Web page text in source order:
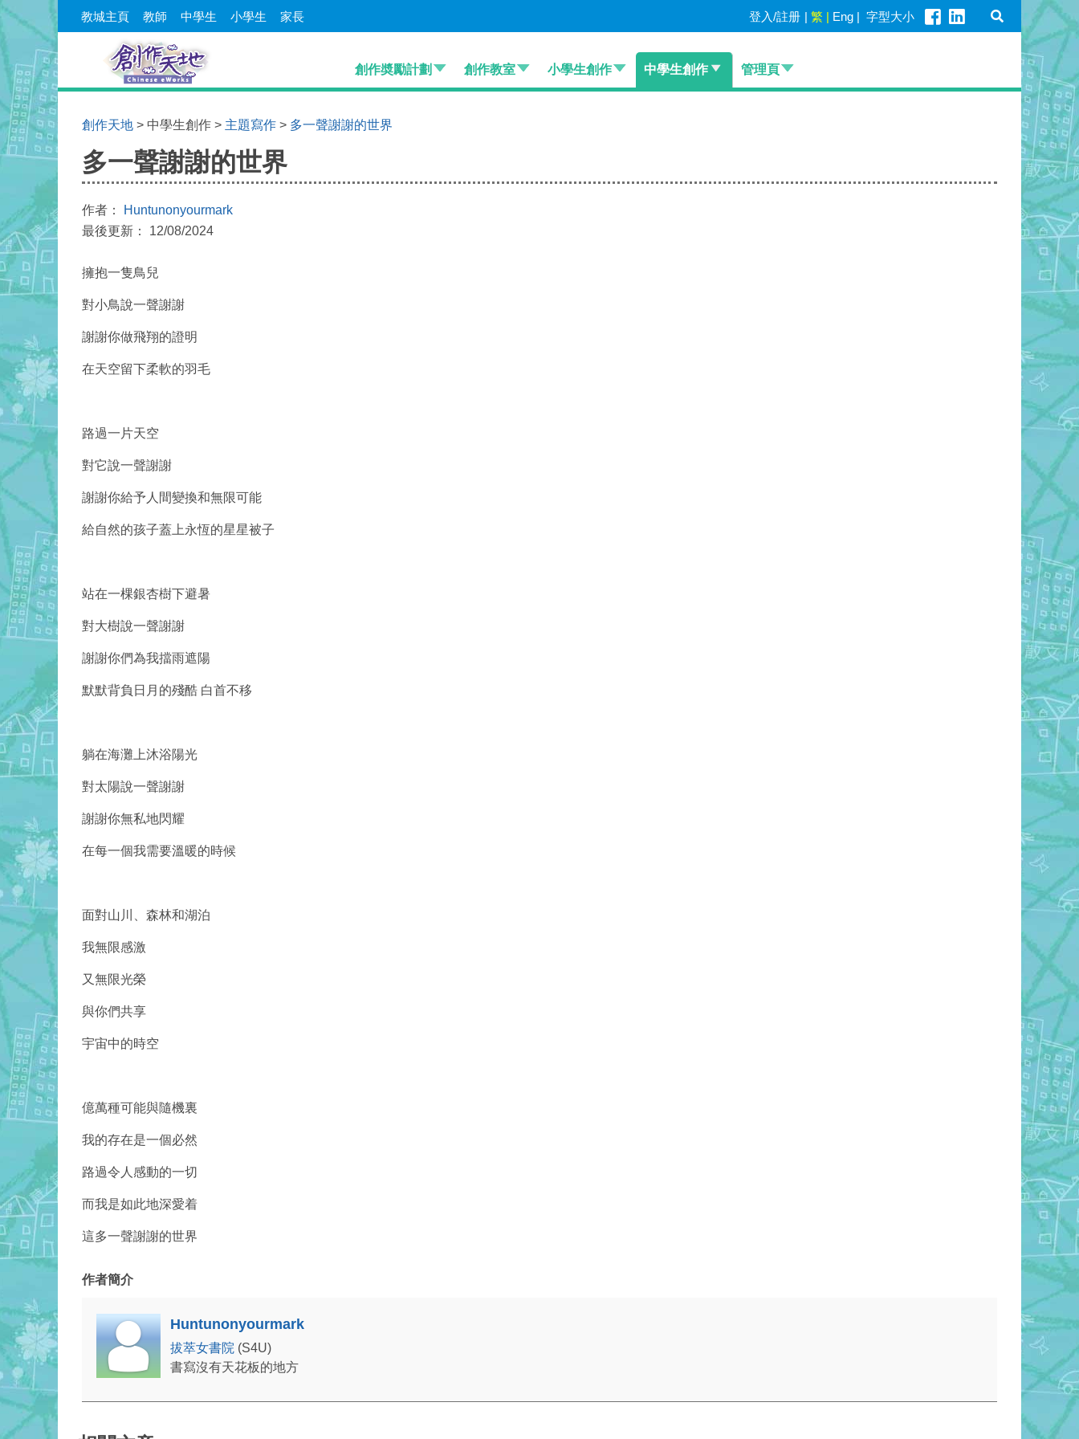
教城主頁 教師 中學生 小學生 家長 登入/註册 | 繁 | Eng | 字型大小
創作奬勵計劃 創作教室 小學生創作 中學生創作 管理頁
創作天地 > 中學生創作 > 主題寫作 > 多一聲謝謝的世界
多一聲謝謝的世界
作者：
Huntunonyourmark
最後更新： 12/08/2024
擁抱一隻鳥兒
對小鳥說一聲謝謝
謝謝你做飛翔的證明
在天空留下柔軟的羽毛
路過一片天空
對它說一聲謝謝
謝謝你給予人間變換和無限可能
給自然的孩子蓋上永恆的星星被子
站在一棵銀杏樹下避暑
對大樹說一聲謝謝
謝謝你們為我擋雨遮陽
默默背負日月的殘酷 白首不移
躺在海灘上沐浴陽光
對太陽說一聲謝謝
謝謝你無私地閃耀
在每一個我需要溫暖的時候
面對山川、森林和湖泊
我無限感激
又無限光榮
與你們共享
宇宙中的時空
億萬種可能與隨機裏
我的存在是一個必然
路過令人感動的一切
而我是如此地深愛着
這多一聲謝謝的世界
作者簡介
Huntunonyourmark
拔萃女書院 (S4U)
書寫沒有天花板的地方